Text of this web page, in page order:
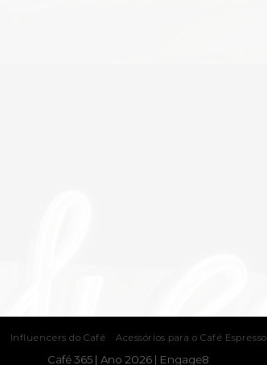
Influencers do Café Acessórios para o Café Espresso
Café 365 | Ano 2026 | Engage8